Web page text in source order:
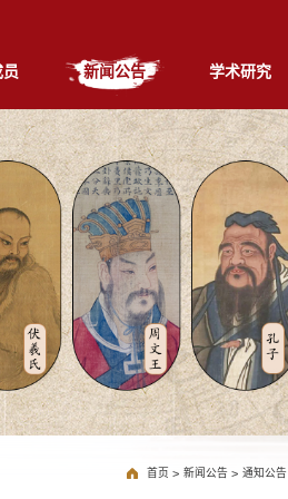
新闻公告 学术研究
首页 > 新闻公告 > 通知公告